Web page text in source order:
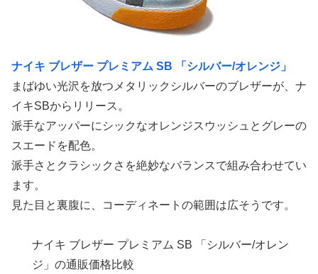
ナイキ ブレザー プレミアム SB 「シルバー/オレンジ」
まばゆい光沢を放つメタリックシルバーのブレザーが、ナ
イキSBからリリース。
派手なアッパーにシックなオレンジスウッシュとグレーの
スエードを配色。
派手さとクラシックさを絶妙なバランスで組み合わせてい
ます。
見た目と裏腹に、コーディネートの範囲は広そうです。
ナイキ ブレザー プレミアム SB 「シルバー/オレン
ジ」の通販価格比較